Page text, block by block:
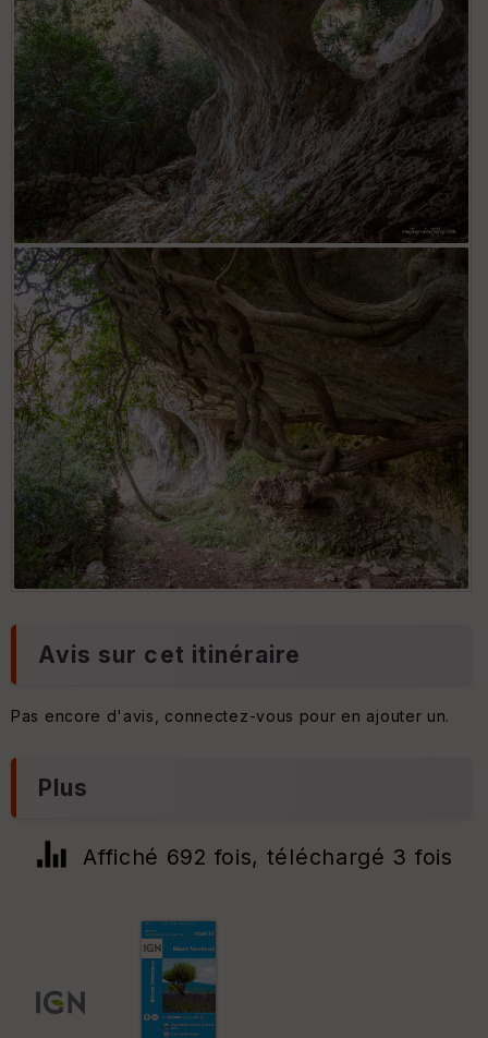
La Baume du Chat
Avis sur cet itinéraire
Pas encore d'avis, connectez-vous pour en ajouter un.
Plus
Affiché 692 fois, téléchargé 3 fois